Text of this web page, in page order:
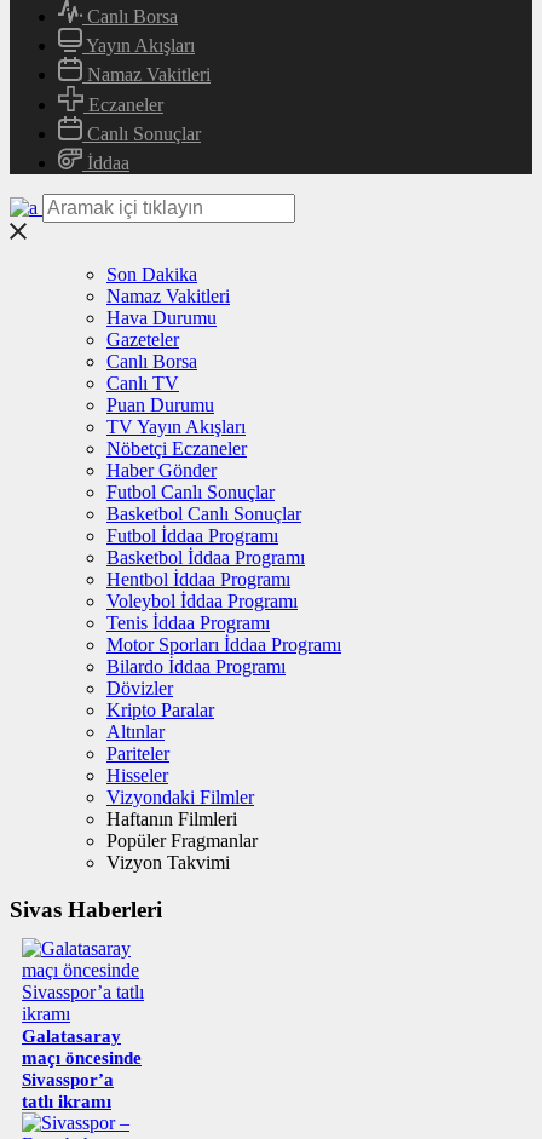
Canlı Borsa
Yayın Akışları
Namaz Vakitleri
Eczaneler
Canlı Sonuçlar
İddaa
Son Dakika
Namaz Vakitleri
Hava Durumu
Gazeteler
Canlı Borsa
Canlı TV
Puan Durumu
TV Yayın Akışları
Nöbetçi Eczaneler
Haber Gönder
Futbol Canlı Sonuçlar
Basketbol Canlı Sonuçlar
Futbol İddaa Programı
Basketbol İddaa Programı
Hentbol İddaa Programı
Voleybol İddaa Programı
Tenis İddaa Programı
Motor Sporları İddaa Programı
Bilardo İddaa Programı
Dövizler
Kripto Paralar
Altınlar
Pariteler
Hisseler
Vizyondaki Filmler
Haftanın Filmleri
Popüler Fragmanlar
Vizyon Takvimi
Sivas Haberleri
Galatasaray
maçı öncesinde
Sivasspor’a
tatlı ikramı